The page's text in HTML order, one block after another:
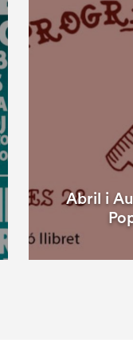
Abril i